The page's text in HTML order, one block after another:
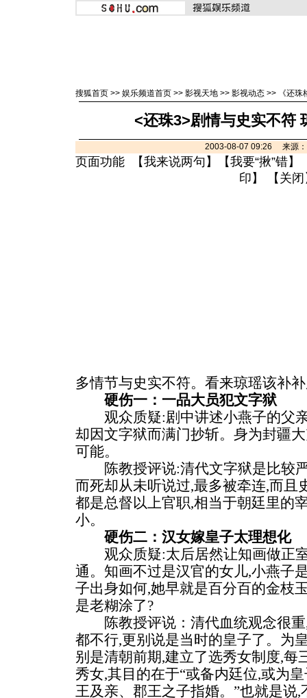
搜狐首页 >> 娱乐频道首页 >> 影视天地 >> 影视动态 >> 《还
<还珠3>剧情与史实不符
2003-08-07 09:26 来源：
页面功能 【我来说两句 】【我要“揪”错】
印 】 【 关闭
多情节与史实不符。看来琼瑶该补
硬伤一：一品大员犯文字狱
观众质疑:剧中讲述小燕子的父亲
却因文字狱而满门抄斩。身为封疆
可能。
陈教授评说:清代文字狱是比较严
而死却从未听说过,最多被牵连,而且
都是总督以上官职,相当于朝廷里的
小。
硬伤二：汉女嫁皇子太理想化
观众质疑:太后居然让知画做正室
通。知画不过是汉官的女儿,小燕子
子出身如何,她早就是百分百的金枝
是老糊涂了?
陈教授评说：清代血统观念很重,
都不行,更别说是当时的皇子了。为
别是清朝前期,建立了选秀女制度,每
秀女,其目的在于“或备内廷位,或为
王及亲、郡王之子指婚。”也就是说